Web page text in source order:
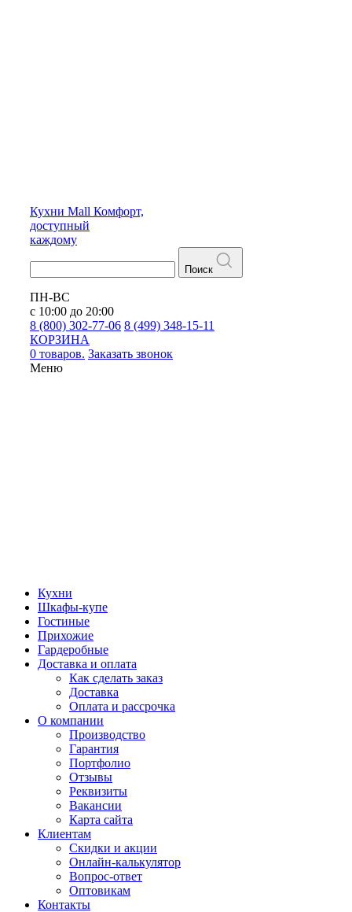
Кухни Mall Комфорт,
доступный
каждому
Поиск
ПН-ВС
с 10:00 до 20:00
8 (800) 302-77-06 8 (499) 348-15-11
КОРЗИНА
0 товаров. Заказать звонок
Меню
Кухни
Шкафы-купе
Гостиные
Прихожие
Гардеробные
Доставка и оплата
Как сделать заказ
Доставка
Оплата и рассрочка
О компании
Производство
Гарантия
Портфолио
Отзывы
Реквизиты
Вакансии
Карта сайта
Клиентам
Скидки и акции
Онлайн-калькулятор
Вопрос-ответ
Оптовикам
Контакты